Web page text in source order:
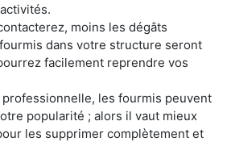
moins les dégâts
dans votre structure seront
facilement reprendre vos
les fourmis peuvent
popularité ; alors il vaut mieux
les supprimer complètement et